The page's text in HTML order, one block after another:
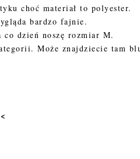
choć materiał to polyester.
bardzo fajnie.
dzień noszę rozmiar M.
Może znajdziecie tam
<